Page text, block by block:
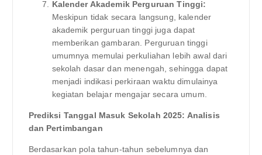
Kalender Akademik Perguruan Tinggi:
Meskipun tidak secara langsung, kalender
akademik perguruan tinggi juga dapat
memberikan gambaran. Perguruan tinggi
umumnya memulai perkuliahan lebih awal dari
sekolah dasar dan menengah, sehingga dapat
menjadi indikasi perkiraan waktu dimulainya
kegiatan belajar mengajar secara umum.
Prediksi Tanggal Masuk Sekolah 2025: Analisis
dan Pertimbangan
Berdasarkan pola tahun-tahun sebelumnya dan